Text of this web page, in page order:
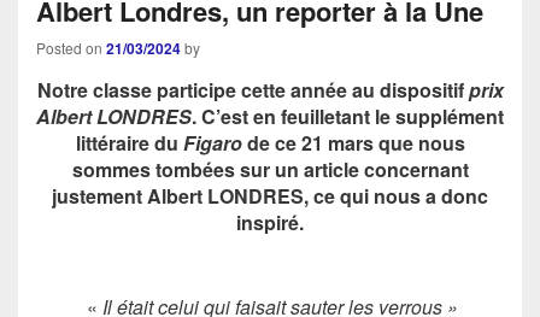
Albert Londres, un reporter à la Une
Posted on 21/03/2024by
Notre classe participe cette année au dispositifprix
Albert LONDRES.C’est en feuilletant le supplément
littéraire du Figarode ce 21 mars que nous
sommes tombées sur un article concernant
justement Albert LONDRES, ce qui nous a donc
inspiré.
« Il était celui qui faisait sauter les verrous »